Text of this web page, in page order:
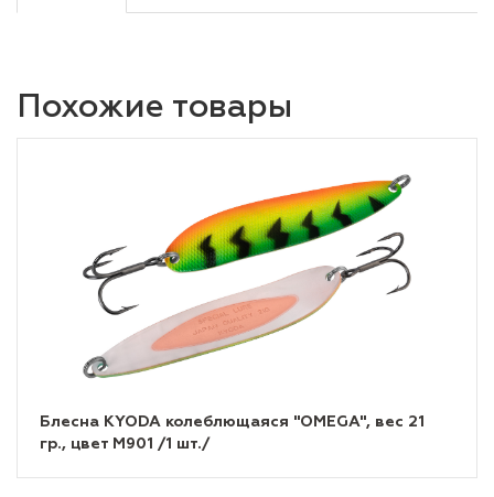
Похожие товары
Блесна KYODA колеблющаяся "OMEGA", вес 21
гр., цвет M901 /1 шт./